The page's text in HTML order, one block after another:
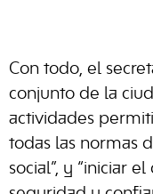
Con todo, el
conjunto de la
actividades
todas las normas
social”, y “iniciar